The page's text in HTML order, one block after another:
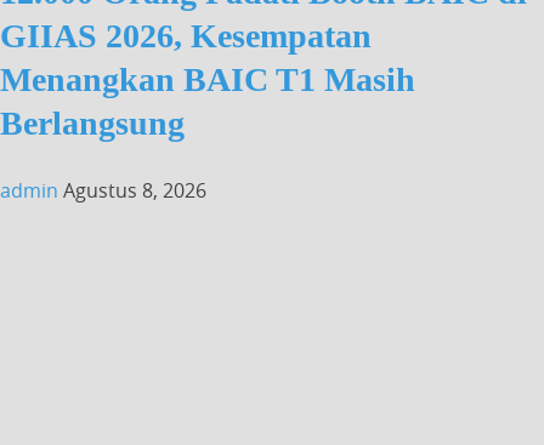
GIIAS 2026, Kesempatan
Menangkan BAIC T1 Masih
Berlangsung
admin Agustus 8, 2026